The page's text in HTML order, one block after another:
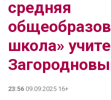
средняя
школа»
23:56 09.09.2025 16+